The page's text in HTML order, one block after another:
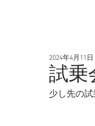
試乗
2024年4月11日
少し先の試